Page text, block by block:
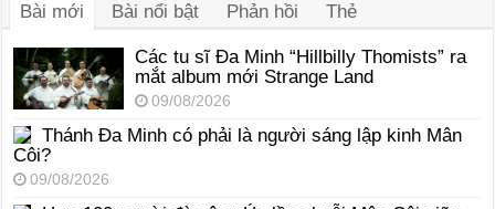
Bài mới Bài nổi bật Phản hồi Thẻ
Các tu sĩ Đa Minh “Hillbilly Thomists” ra
mắt album mới Strange Land
09/08/2026
Thánh Đa Minh có phải là người sáng lập kinh Mân
Côi?
09/08/2026